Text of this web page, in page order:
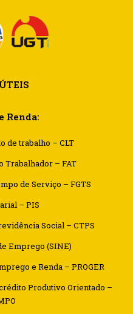
Renda:
de trabalho – CLT
Trabalhador – FAT
de Serviço – FGTS
– PIS
Social – CTPS
Emprego (SINE)
e Renda – PROGER
Produtivo Orientado –